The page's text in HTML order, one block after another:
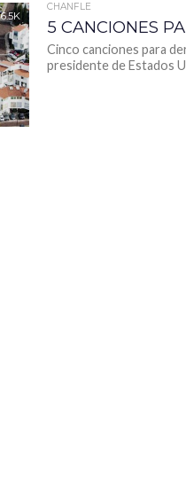
6.5K
CHANFLE
5 CANCIONES
Cinco canciones para
presidente de Estados